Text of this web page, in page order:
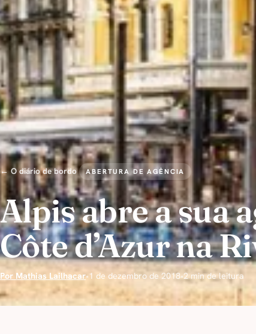
← O diário de bordo ABERTURA DE AGÊNCIA
Alpis abre a sua
Côte d’Azur na
Por Mathias Lailhacar•1 de dezembro de 2018•2 min de leitura